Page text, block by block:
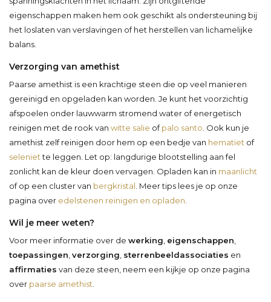
eigenschappen maken hem ook geschikt als ondersteuning bij
het loslaten van verslavingen of het herstellen van lichamelijke
balans.
Verzorging van amethist
Paarse amethist is een krachtige steen die op veel manieren
gereinigd en opgeladen kan worden. Je kunt het voorzichtig
afspoelen onder lauwwarm stromend water of energetisch
reinigen met de rook van witte salie ofpalo santo . Ook kun je
amethist zelf reinigen door hem op een bedje van hematiet of
seleniette leggen. Let op: langdurige blootstelling aan fel
zonlicht kan de kleur doen vervagen. Opladen kan in maanlicht
of op een cluster van bergkristal . Meer tips lees je op onze
pagina over edelstenen reinigen en opladen
Wil je meer weten?
Voor meer informatie over de werking eigenschappen
toepassingen verzorging sterrenbeeldassociaties en
affirmaties van deze steen, neem een kijkje op onze pagina
over paarse amethist